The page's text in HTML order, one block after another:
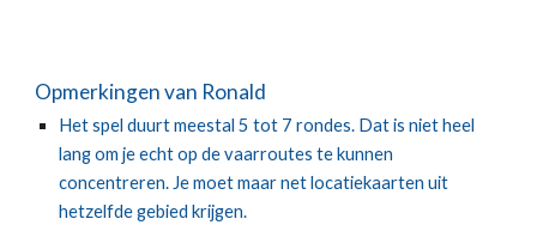
Opmerkingen van Ronald
Het spel duurt meestal 5 tot 7 rondes. Dat is niet heel
lang om je echt op de vaarroutes te kunnen
concentreren. Je moet maar net locatiekaarten uit
hetzelfde gebied krijgen.